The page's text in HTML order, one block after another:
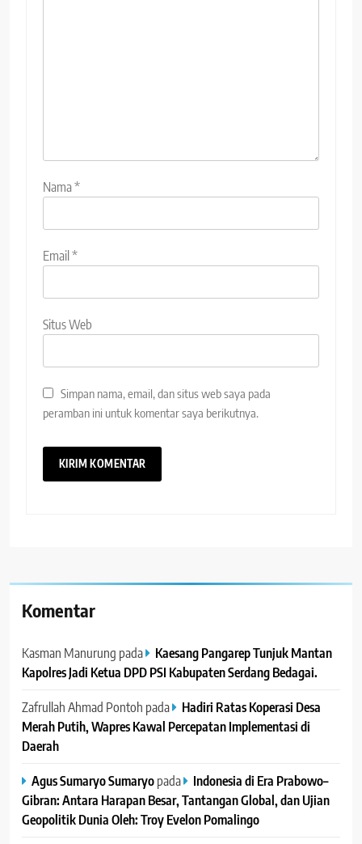
Nama*
Email*
Situs Web
Simpan nama, email, dan situs web saya pada
peramban ini untuk komentar saya berikutnya.
Komentar
Kasman Manurung pada
Kaesang Pangarep Tunjuk Mantan
Kapolres Jadi Ketua DPD PSI Kabupaten Serdang Bedagai. ‎ ‎
Zafrullah Ahmad Pontoh pada
Hadiri Ratas Koperasi Desa
Merah Putih, Wapres Kawal Percepatan Implementasi di
Daerah
Agus Sumaryo Sumaryopada
Indonesia di Era Prabowo–
Gibran: Antara Harapan Besar, Tantangan Global, dan Ujian
Geopolitik Dunia Oleh: Troy Evelon Pomalingo